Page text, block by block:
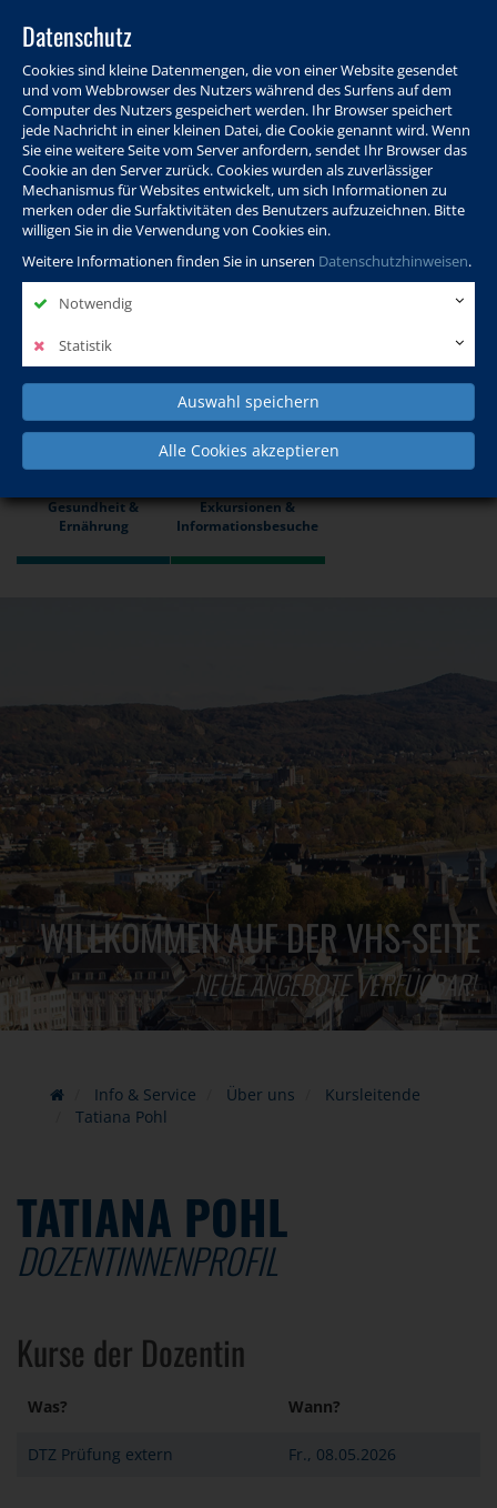
Datenschutz
Cookies sind kleine Datenmengen, die von einer Website gesendet
und vom Webbrowser des Nutzers während des Surfens auf dem
Computer des Nutzers gespeichert werden. Ihr Browser speichert
jede Nachricht in einer kleinen Datei, die Cookie genannt wird. Wenn
Sie eine weitere Seite vom Server anfordern, sendet Ihr Browser das
Cookie an den Server zurück. Cookies wurden als zuverlässiger
Mechanismus für Websites entwickelt, um sich Informationen zu
merken oder die Surfaktivitäten des Benutzers aufzuzeichnen. Bitte
willigen Sie in die Verwendung von Cookies ein.
Weitere Informationen finden Sie in unseren Datenschutzhinweisen.
Notwendig
Statistik
Auswahl speichern
Alle Cookies akzeptieren
Programm Info & Service Aktuelles Warenkorb Login
Ansprechpersonen Kontakt Sitemap
Politik, Wissenschaft &
Internationales
Beruf, IT & Digitales
Gesundheit &
Ernährung
Exkursionen &
Informationsbesuche
WILLKOMMEN AUF DER VHS-SEITE
NEUE ANGEBOTE VERFÜGBAR!
Info & Service Über uns
Kursleitende
Tatiana Pohl
TATIANA POHL
DOZENTINNENPROFIL
Kurse der Dozentin
Was? Wann?
DTZ Prüfung extern Fr., 08.05.2026